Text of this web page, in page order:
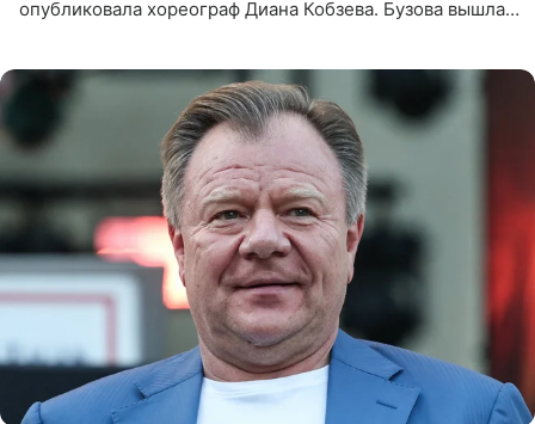
опубликовала хореограф Диана Кобзева. Бузова вышла